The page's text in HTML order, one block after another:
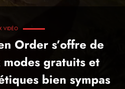
VIDÉO
Order s’offre de
modes gratuits et
bien sympas